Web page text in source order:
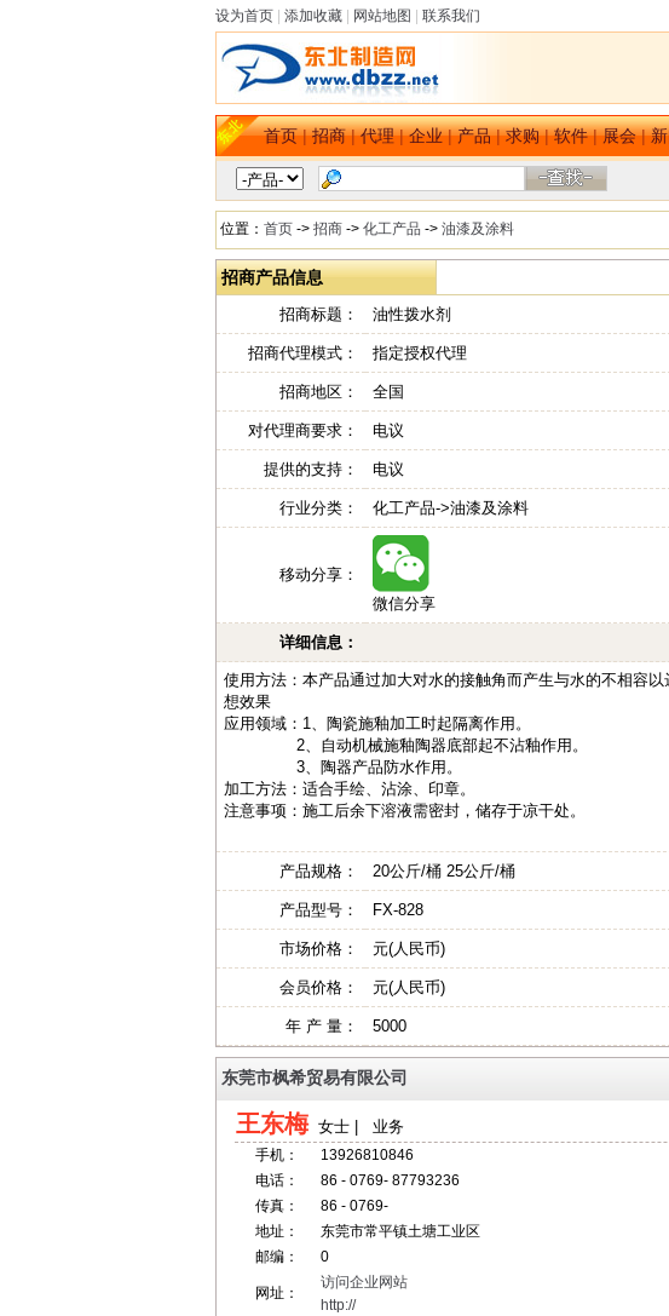
设为首页 添加收藏 网站地图 联系我们
首页|招商|代理|企业|产品|求购|软件|展会|
位置： 首页 -> 招商 -> 化工产品 -> 油漆及涂料
招商产品信息
招商标题： 油性拨水剂
招商代理模式： 指定授权代理
招商地区： 全国
对代理商要求： 电议
提供的支持： 电议
行业分类： 化工产品->油漆及涂料
移动分享：
微信分享
详细信息：
使用方法：本产品通过加大对水的接触角而产生与水的不相容
想效果
应用领域：1、陶瓷施釉加工时起隔离作用。
2、自动机械施釉陶器底部起不沾釉作用。
3、陶器产品防水作用。
加工方法：适合手绘、沾涂、印章。
注意事项：施工后余下溶液需密封，储存于凉干处。
产品规格： 20公斤/桶 25公斤/桶
产品型号： FX-828
市场价格： 元(人民币)
会员价格： 元(人民币)
年 产 量： 5000
东莞市枫希贸易有限公司
王东梅女士 | 业务
手机：
13926810846
电话：
86 - 0769- 87793236
传真：
86 - 0769-
地址：
东莞市常平镇土塘工业区
邮编：
0
网址：
访问企业网站
http://